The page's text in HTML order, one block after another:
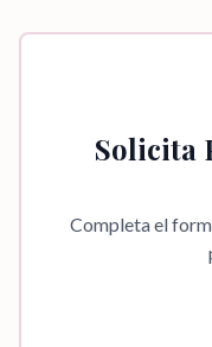
Solicita
Completa el